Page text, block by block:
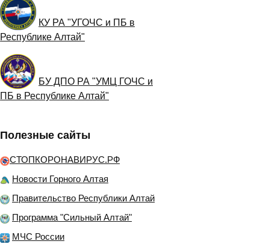
КУ РА "УГОЧС и ПБ в
Республике Алтай"
БУ ДПО РА "УМЦ ГОЧС и
ПБ в Республике Алтай"
Полезные сайты
СТОПКОРОНАВИРУС.РФ
Новости Горного Алтая
Правительство Республики Алтай
Программа "Сильный Алтай"
МЧС России